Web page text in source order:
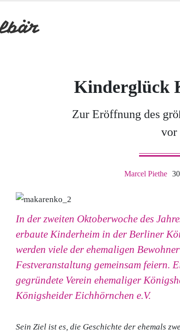
Kinderglück
Zur Eröffnung des
vor
Marcel Piethe
In der zweiten Oktoberwoche des
erbaute Kinderheim in der Berliner
werden viele der ehemaligen
Festveranstaltung gemeinsam feiern.
gegründete Verein ehemaliger
Königsheider Eichhörnchen e.V.
Sein Ziel ist es, die Geschichte der ehemals